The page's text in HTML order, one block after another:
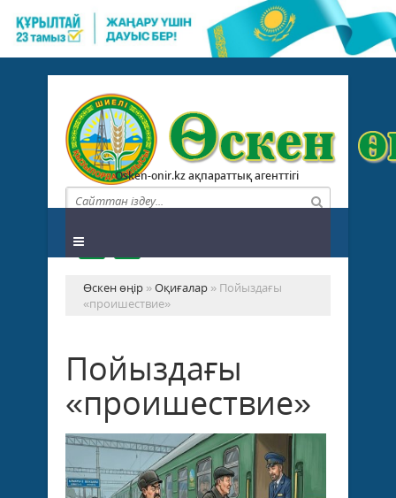
Osken-onir.kz ақпараттық агенттігі
Өскен өңір »Оқиғалар » Пойыздағы
«проишествие»
Пойыздағы
«проишествие»